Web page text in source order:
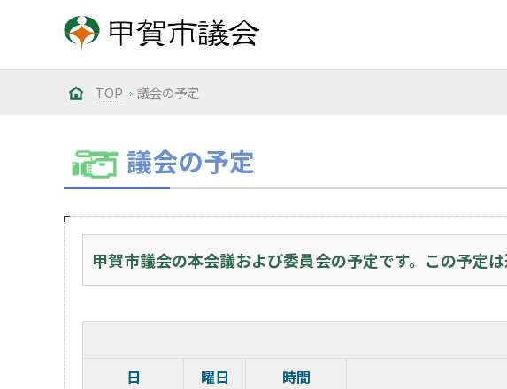
TOP 議会の予定
議会の予定
甲賀市議会の本会議および委員会の予定です。この予定
日
曜日 時間